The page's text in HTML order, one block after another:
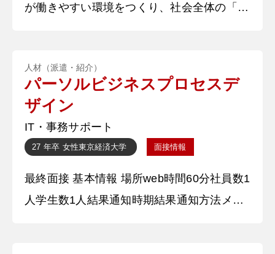
が働きやすい環境をつくり、社会全体の「は
「組織」の成長を両立させて事業の成長に貢
献していくという強みに魅力を感じました。
社員インタビューで、任された業務だけでな
く、さらに新しいものを提案していくという
姿勢に感心し、私もそのように業務に努めて
いきたいと考えます。貴社で、相手の立
人材（派遣・紹介）
パーソルビジネスプロセスデ
ザイン
IT・事務サポート
27 年卒 女性東京経済大学 面接情報
最終面接 基本情報 場所web時間60分社員数1
人学生数1人結果通知時期結果通知方法メー